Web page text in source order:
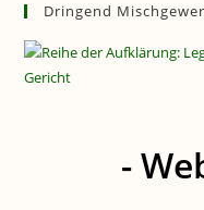
Dringend
-